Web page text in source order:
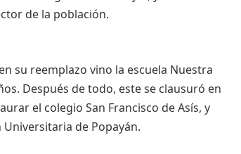
de la población.
su reemplazo vino la escuela Nuestra
Después de todo, este se clausuró en
el colegio San Francisco de Asís, y
de Popayán.